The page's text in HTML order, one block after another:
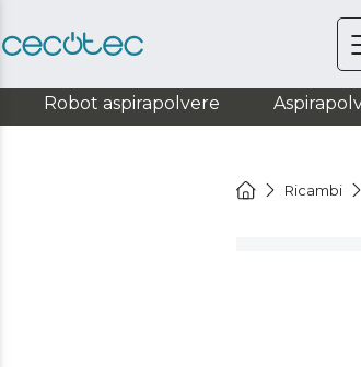
Robot aspirapolvere
Ricambi